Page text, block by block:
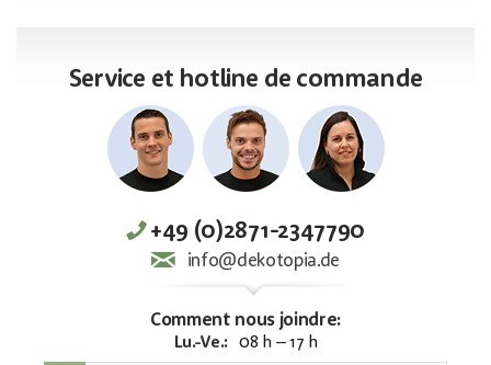
Service et hotline de commande
+49 (0)2871-2347790
info@dekotopia.de
Comment nous joindre:
Lu.-Ve.: 08 h – 17 h